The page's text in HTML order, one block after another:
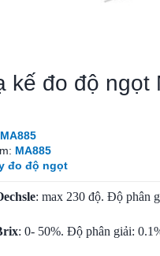
kế đo độ ngọt
MA885
MA885
đo độ ngọt
: max 230 độ. Độ phân
: 0- 50%. Độ phân giải: